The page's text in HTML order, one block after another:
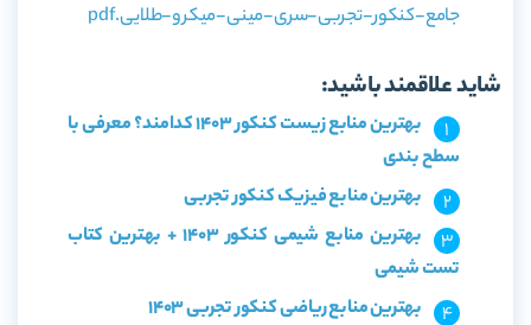
جامع-کنکور-تجربی-سری-مینی-میکرو-طلایی.pdf
شاید علاقمند باشید:
بهترین منابع زیست کنکور 1403 کدامند؟ معرفی با
سطح بندی
بهترین منابع فیزیک کنکور تجربی
بهترین منابع شیمی کنکور 1403 + بهترین کتاب
تست شیمی
بهترین منابع ریاضی کنکور تجربی 1403